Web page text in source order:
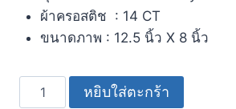
ผ้าครอสติช : 14 CT
ขนาดภาพ : 12.5 นิ้ว X 8 นิ้ว
หยิบใส่ตะกร้า